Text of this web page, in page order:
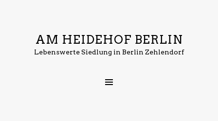
AM HEIDEHOF BERLIN
Lebenswerte Siedlung in Berlin Zehlendorf